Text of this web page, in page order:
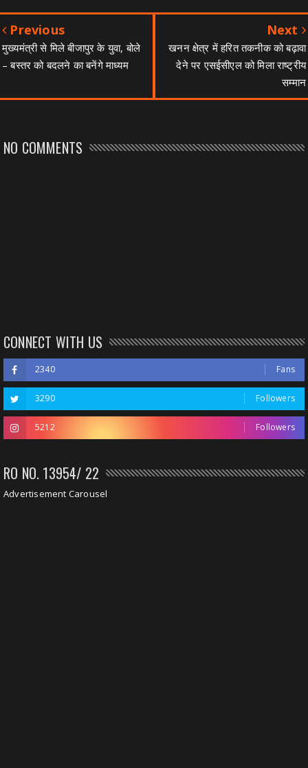
Previous
मुख्यमंत्री से मिले बीजापुर के युवा, बोले
– बस्तर को बदलने का बनेंगे माध्यम
Next
खनन क्षेत्र में हरित तकनीक को बढ़ावा
देने पर एसईसीएल को मिला राष्ट्रीय
सम्मान
NO COMMENTS
CONNECT WITH US
2340 Fans
3290 Followers
5212 Followers
RO NO. 13954/ 22
Advertisement Carousel